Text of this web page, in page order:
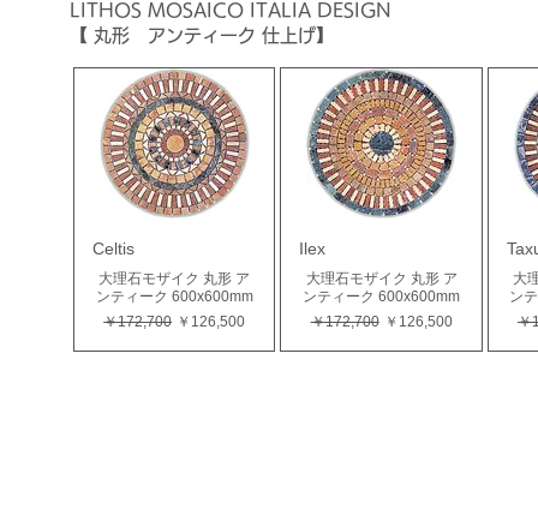
LITHOS MOSAICO ITALIA DESIGN
【 丸形 アンティーク 仕上げ】
Celtis
大理石モザイク 丸形 ア
ンティーク 600x600mm
通常価格
￥172,700 セール価格
￥126,500
Ilex
大理石モザイク 丸形 ア
ンティーク 600x600mm
通常価格
￥172,700 セール価格
￥126,500
大
ン
通
￥